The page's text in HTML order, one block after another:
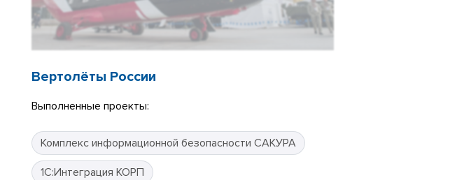
Вертолёты России
Выполненные проекты:
Комплекс информационной безопасности САКУРА
1С:Интеграция КОРП